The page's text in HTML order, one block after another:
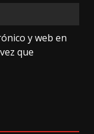
y web en
que